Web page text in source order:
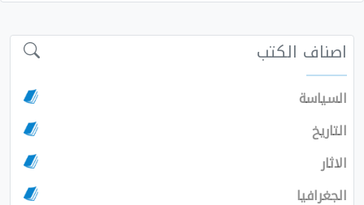
اصناف الكتب
السياسة
التاريخ
الاثار
الجغرافيا